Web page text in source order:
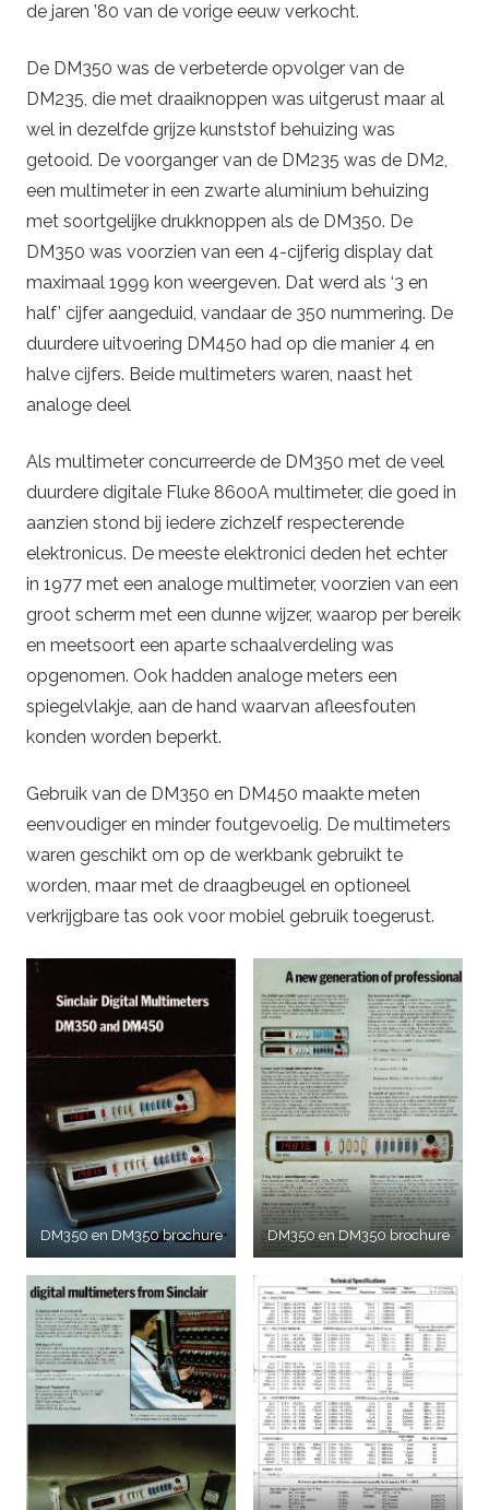
de jaren ’80 van de vorige eeuw verkocht.
De DM350 was de verbeterde opvolger van de
DM235, die met draaiknoppen was uitgerust maar al
wel in dezelfde grijze kunststof behuizing was
getooid. De voorganger van de DM235 was de DM2,
een multimeter in een zwarte aluminium behuizing
met soortgelijke drukknoppen als de DM350. De
DM350 was voorzien van een 4-cijferig display dat
maximaal 1999 kon weergeven. Dat werd als ‘3 en
half’ cijfer aangeduid, vandaar de 350 nummering. De
duurdere uitvoering DM450 had op die manier 4 en
halve cijfers. Beide multimeters waren, naast het
analoge deel
Als multimeter concurreerde de DM350 met de veel
duurdere digitale Fluke 8600A multimeter, die goed in
aanzien stond bij iedere zichzelf respecterende
elektronicus. De meeste elektronici deden het echter
in 1977 met een analoge multimeter, voorzien van een
groot scherm met een dunne wijzer, waarop per bereik
en meetsoort een aparte schaalverdeling was
opgenomen. Ook hadden analoge meters een
spiegelvlakje, aan de hand waarvan afleesfouten
konden worden beperkt.
Gebruik van de DM350 en DM450 maakte meten
eenvoudiger en minder foutgevoelig. De multimeters
waren geschikt om op de werkbank gebruikt te
worden, maar met de draagbeugel en optioneel
verkrijgbare tas ook voor mobiel gebruik toegerust.
DM350 en DM350 brochure DM350 en DM350 brochure